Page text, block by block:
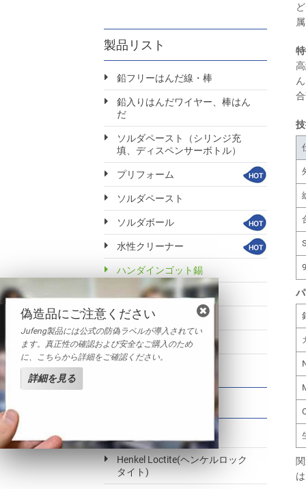
製品リスト
鉛フリーはんだ線・棒
鉛入りはんだワイヤー、棒はん
だ
ソルダペースト（シリンジ充
填、ディスペンサーボトル）
プリフォーム
ソルダペースト
ソルダボール
水性クリーナー
ハンダインゴット錫
錫基ホワイトメタル
鉛インゴット
その他ハンダ製品
Henkel Loctite(ヘンケルロック
タイト)
偽造品にご注意ください
Jufeng製品には公式の防偽ラベルが導入されてい
ます。真正性の確認および安全なご購入のため
に、こちらから詳細をご確認ください。
詳細を見る